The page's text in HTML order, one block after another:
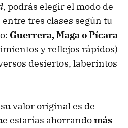
podrás elegir el modo de
tres clases según tu
Guerrera, Maga o Pícara
y reflejos rápidos)
desiertos, laberintos
valor original es de
estarías ahorrandomás